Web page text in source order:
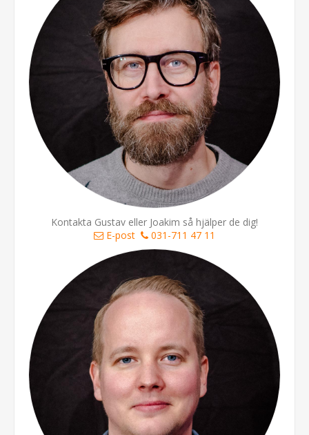
Kontakta Gustav eller Joakim så hjälper de dig!
E-post
031-711 47 11